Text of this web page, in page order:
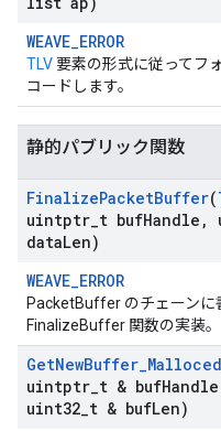
WEAVE_ERROR
TLV 要素の形式に従ってフ
コードします。
静的パブリック関数
FinalizePacketBuffer(
uintptr t bufHandle ,
dataLen)
WEAVE_ERROR
PacketBuffer のチェーンに
FinalizeBuffer 関数の実装。
GetNewBuffer_Malloced
uintptr t & bufHandle
uint32 t & bufLen)